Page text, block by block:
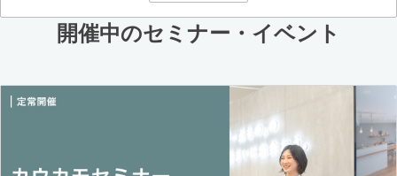
開催中のセミナー・イベント